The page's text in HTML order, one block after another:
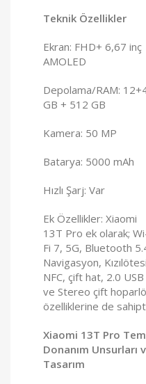
Teknik Özellikler
Ekran: FHD+ 6,67 inç
AMOLED
Depolama/RAM:
GB + 512 GB
Kamera: 50 MP
Batarya: 5000 mAh
Hızlı Şarj: Var
Ek Özellikler: Xiaomi
13T Pro ek olarak;
Fi 7, 5G, Bluetooth
Navigasyon,
NFC, çift hat, 2.0 USB
ve Stereo çift
özelliklerine de
Xiaomi 13T Pro
Donanım Unsurları
Tasarım